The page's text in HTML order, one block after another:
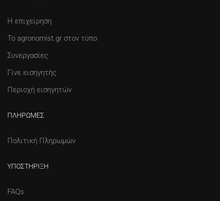
Η επιχείρηση
Το agronomist.gr στον τύπο
Συνεργασίες
Γίνε εισηγητής
Περιοχή εισηγητών
ΠΛΗΡΩΜΈΣ
Πολιτική Πληρωμών
ΥΠΟΣΤΉΡΙΞΗ
FAQs